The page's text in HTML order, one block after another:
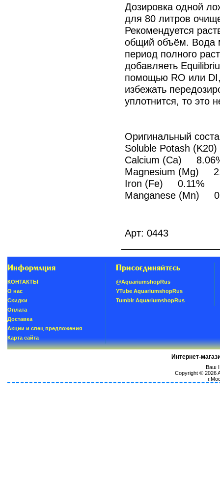
Дозировка одной
для 80 литров
Рекомендуется
общий объём. Вода
период полного
добавляеть
помощью RO или
избежать
уплотнится, то это
Оригинальный
Soluble Potash
Calcium (Ca)
Magnesium (Mg)
Iron (Fe) 0.11%
Manganese (Mn)
Арт: 0443
Информация
КОНТАКТЫ
О нас
Скидки
Oплатa
Доставка
Акции и спец предложения
Карта сайта
Присоединяйтесь
@AquariumshopRus
YTube AquariumshopRus
Tumblr AquariumshopRus
Интернет-
Ваш
Copyright © 2026